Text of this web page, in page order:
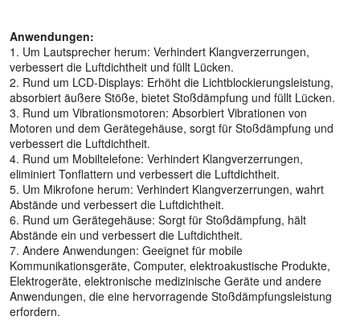
Anwendungen:
1. Um Lautsprecher herum: Verhindert Klangverzerrungen,
verbessert die Luftdichtheit und füllt Lücken.
2. Rund um LCD-Displays: Erhöht die Lichtblockierungsleistung,
absorbiert äußere Stöße, bietet Stoßdämpfung und füllt Lücken.
3. Rund um Vibrationsmotoren: Absorbiert Vibrationen von
Motoren und dem Gerätegehäuse, sorgt für Stoßdämpfung und
verbessert die Luftdichtheit.
4. Rund um Mobiltelefone: Verhindert Klangverzerrungen,
eliminiert Tonflattern und verbessert die Luftdichtheit.
5. Um Mikrofone herum: Verhindert Klangverzerrungen, wahrt
Abstände und verbessert die Luftdichtheit.
6. Rund um Gerätegehäuse: Sorgt für Stoßdämpfung, hält
Abstände ein und verbessert die Luftdichtheit.
7. Andere Anwendungen: Geeignet für mobile
Kommunikationsgeräte, Computer, elektroakustische Produkte,
Elektrogeräte, elektronische medizinische Geräte und andere
Anwendungen, die eine hervorragende Stoßdämpfungsleistung
erfordern.